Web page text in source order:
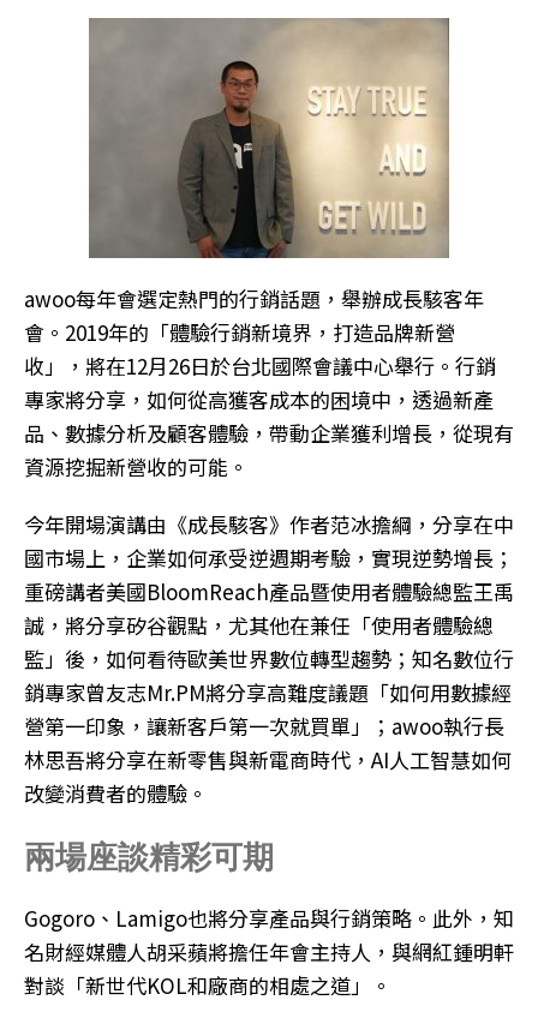
awoo每年會選定熱門的行銷話題，舉辦成長駭客年
會。2019年的「體驗行銷新境界，打造品牌新營
收」，將在12月26日於台北國際會議中心舉行。行銷
專家將分享，如何從高獲客成本的困境中，透過新產
品、數據分析及顧客體驗，帶動企業獲利增長，從現有
資源挖掘新營收的可能。
今年開場演講由《成長駭客》作者范冰擔綱，分享在中
國市場上，企業如何承受逆週期考驗，實現逆勢增長；
重磅講者美國BloomReach產品暨使用者體驗總監王禹
誠，將分享矽谷觀點，尤其他在兼任「使用者體驗總
監」後，如何看待歐美世界數位轉型趨勢；知名數位行
銷專家曾友志Mr.PM將分享高難度議題「如何用數據經
營第一印象，讓新客戶第一次就買單」；awoo執行長
林思吾將分享在新零售與新電商時代，AI人工智慧如何
改變消費者的體驗。
兩場座談精彩可期
Gogoro、Lamigo也將分享產品與行銷策略。此外，知
名財經媒體人胡采蘋將擔任年會主持人，與網紅鍾明軒
對談「新世代KOL和廠商的相處之道」。